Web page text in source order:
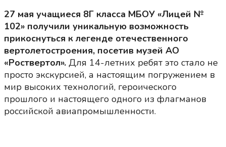
27 мая учащиеся 8Г класса МБОУ «Лицей №
102» получили уникальную возможность
прикоснуться к легенде отечественного
вертолетостроения, посетив музей АО
«Роствертол». Для 14-летних ребят это стало не
просто экскурсией, а настоящим погружением в
мир высоких технологий, героического
прошлого и настоящего одного из флагманов
российской авиапромышленности.